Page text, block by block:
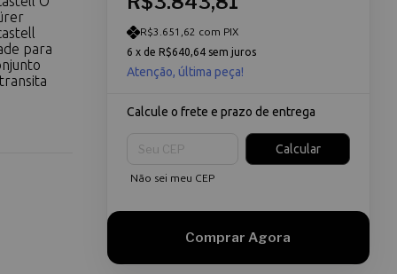
para
R$3.651,62 com PIX
6 x de R$640,64 sem juros
Atenção, última peça!
Calcule o frete e prazo de entrega
Calcular
Não sei meu CEP